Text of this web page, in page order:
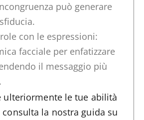
può generare
con le espressioni:
facciale per enfatizzare
il messaggio più
ulteriormente le tue abilità
la nostra guida su